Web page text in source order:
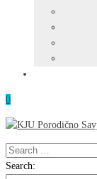
0
Search
for:
Search
Search: